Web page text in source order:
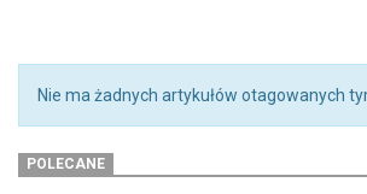
Nie ma żadnych artykułów otagowanych
POLECANE